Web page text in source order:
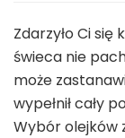
Zdarzyło Ci się
świeca nie
może
wypełnił cały
Wybór olejków